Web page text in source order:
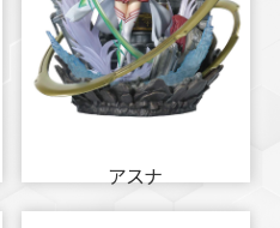
アスナ